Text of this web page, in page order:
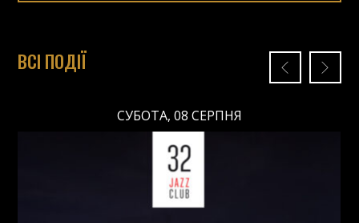
ВСІ ПОДІЇ
СУБОТА, 08 СЕРПНЯ